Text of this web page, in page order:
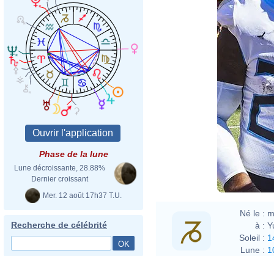
Phase de la lune
Lune décroissante, 28.88%
Dernier croissant
Mer. 12 août 17h37 T.U.
Recherche de célébrité
Né le :
à :
Soleil :
Lune :